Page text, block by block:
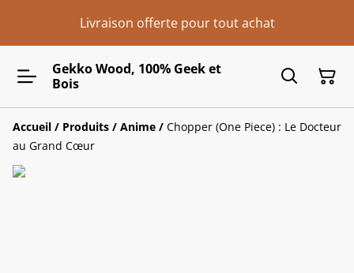
Livraison offerte pour tout achat
Gekko Wood, 100% Geek et
Bois
Accueil / Produits / Anime / Chopper (One Piece) : Le Docteur
au Grand Cœur